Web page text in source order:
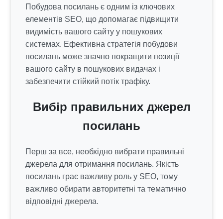
Побудова посилань є одним із ключових
елементів SEO, що допомагає підвищити
видимість вашого сайту у пошукових
системах. Ефективна стратегія побудови
посилань може значно покращити позиції
вашого сайту в пошукових видачах і
забезпечити стійкий потік трафіку.
Вибір правильних джерел
посилань
Перш за все, необхідно вибрати правильні
джерела для отримання посилань. Якість
посилань грає важливу роль у SEO, тому
важливо обирати авторитетні та тематично
відповідні джерела.